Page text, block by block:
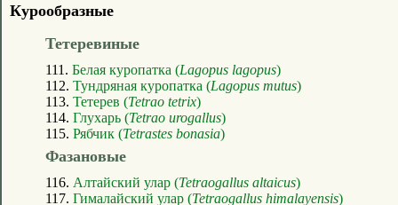
Курообразные
Тетеревиные
111. Белая куропатка (Lagopus lagopus)
112. Тундряная куропатка (Lagopus mutus)
113. Тетерев (Tetrao tetrix)
114. Глухарь (Tetrao urogallus)
115. Рябчик (Tetrastes bonasia)
Фазановые
116. Алтайский улар (Tetraogallus altaicus)
117. Гималайский улар (Tetraogallus himalayensis)